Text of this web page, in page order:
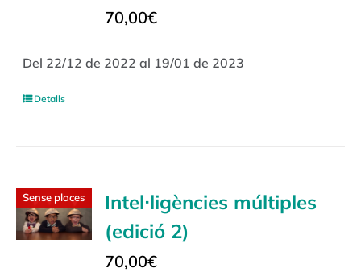
70,00€
Del 22/12 de 2022 al 19/01 de 2023
Detalls
Sense places
Intel·ligències múltiples
(edició 2)
70,00€